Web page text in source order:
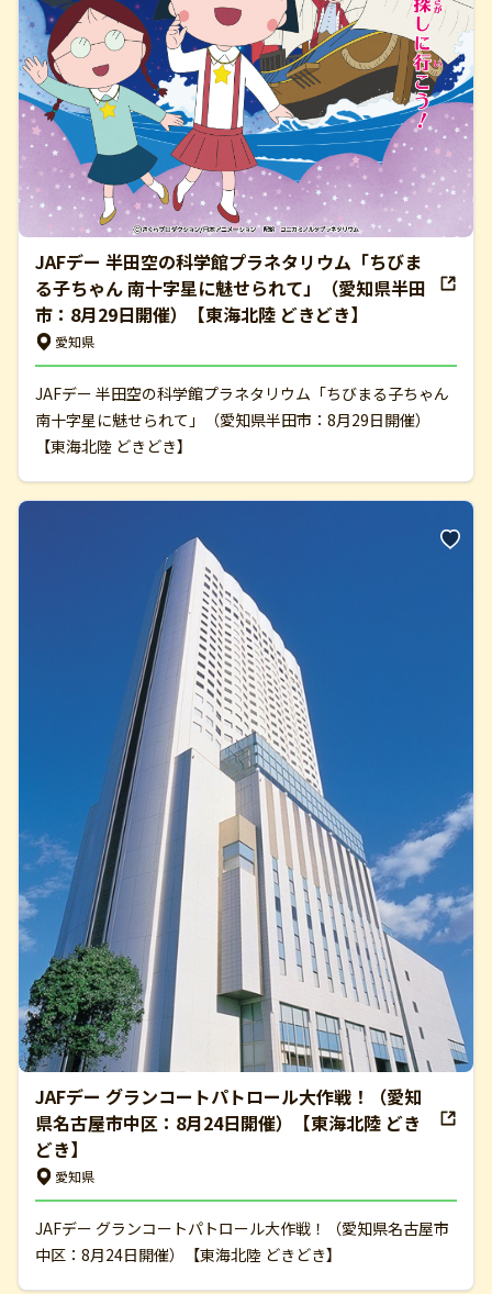
JAFデー 半田空の科学館プラネタリウム「ちびま
る子ちゃん 南十字星に魅せられて」（愛知県半田
市：8月29日開催）【東海北陸 どきどき】
愛知県
JAFデー 半田空の科学館プラネタリウム「ちびまる子ちゃん
南十字星に魅せられて」（愛知県半田市：8月29日開催）
【東海北陸 どきどき】
JAFデー グランコートパトロール大作戦！（愛知
県名古屋市中区：8月24日開催）【東海北陸 どき
どき】
愛知県
JAFデー グランコートパトロール大作戦！（愛知県名古屋市
中区：8月24日開催）【東海北陸 どきどき】